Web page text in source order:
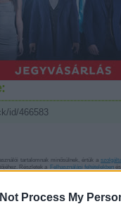
Process My
id/466583
tartalomnak minősülnek, értük a
Részletek a Felhasználási feltételekben
11:42:09
zavarni az előadását,